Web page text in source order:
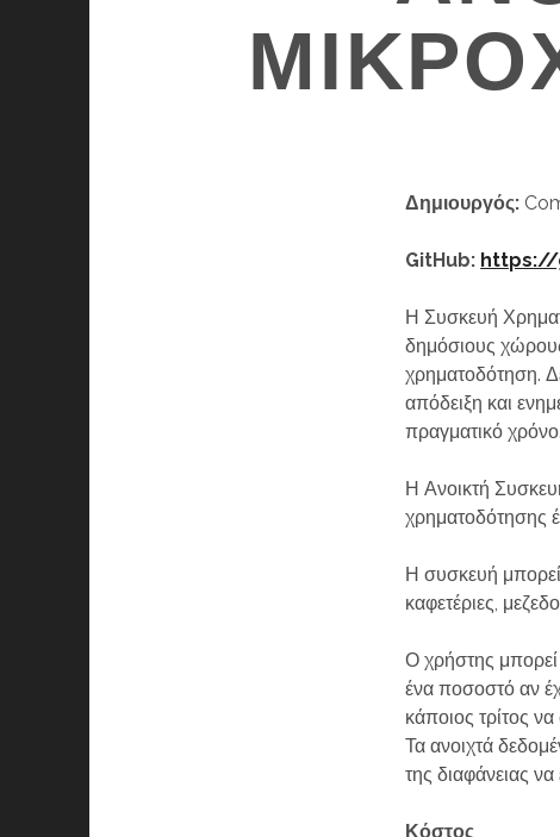
Δημιουργός:
GitHub: https://
Η Συσκευή
δημόσιους
χρηματοδότηση.
απόδειξη και
πραγματικό χρόνο.
Η Ανοικτή
χρηματοδότησης
Η συσκευή
καφετέριες,
Ο χρήστης μπορεί
ένα ποσοστό αν
κάποιος τρίτος
Τα ανοιχτά
της διαφάνειας να
Κόστος